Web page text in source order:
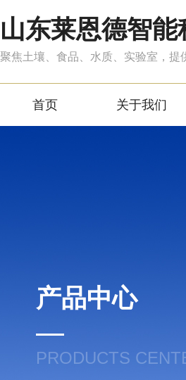
山东莱恩德智能
聚焦土壤、食品、水质、实验室，提
首页 关于我们
产品中心
PRODUCTS